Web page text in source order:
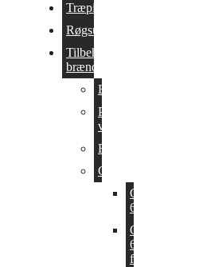
Træpillekedler
Røgsuger
Tilbehør til
brændeovn
Brændespande
Pleje og
vedligehold
Røgrør
Gulvplader
Glasplader
6 mm
Glasplader
6 mm
facetslebet